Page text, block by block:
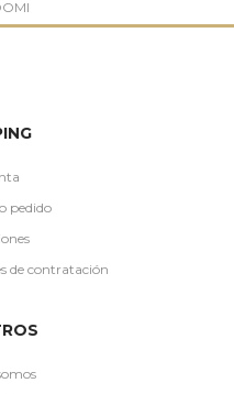
pedido
de contratación